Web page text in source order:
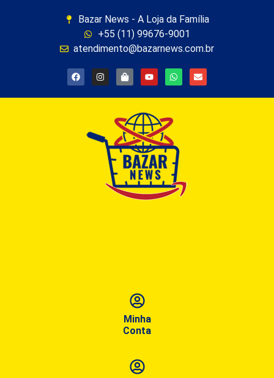
Bazar News - A Loja da Família
+55 (11) 99676-9001
atendimento@bazarnews.com.br
Minha
Conta